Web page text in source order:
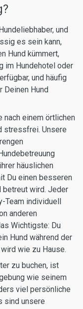
und
es sein kann,
Hund kümmert,
im Hundehotel oder
und häufig
Deinen Hund
nach einem örtlichen
stressfrei. Unsere
häuslichen
Du einen besseren
betreut wird. Jeder
Team individuell
anderen
Wichtigste: Du
Hund während der
wie zu Hause.
zu buchen, ist
wie seinem
viel persönliche
sind unsere